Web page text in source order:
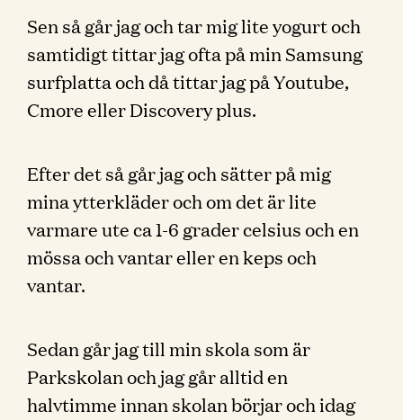
Sen så går jag och tar mig lite yogurt och
samtidigt tittar jag ofta på min Samsung
surfplatta och då tittar jag på Youtube,
Cmore eller Discovery plus.
Efter det så går jag och sätter på mig
mina ytterkläder och om det är lite
varmare ute ca 1-6 grader celsius och en
mössa och vantar eller en keps och
vantar.
Sedan går jag till min skola som är
Parkskolan och jag går alltid en
halvtimme innan skolan börjar och idag